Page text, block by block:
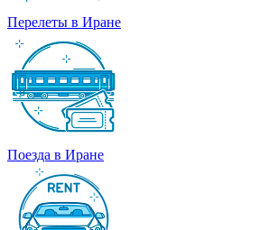
Перелеты в Иране
Поезда в Иране